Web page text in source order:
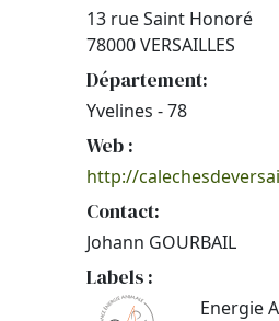
13 rue Saint Honoré
78000 VERSAILLES
Département:
Yvelines - 78
Web :
http://
Contact:
Johann GOURBAIL
Labels :
Energie